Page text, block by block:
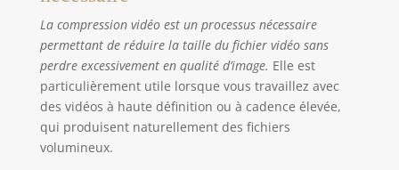
La compression vidéo est un processus nécessaire
permettant de réduire la taille du fichier vidéo sans
perdre excessivement en qualité d’image. Elle est
particulièrement utile lorsque vous travaillez avec
des vidéos à haute définition ou à cadence élevée,
qui produisent naturellement des fichiers
volumineux.